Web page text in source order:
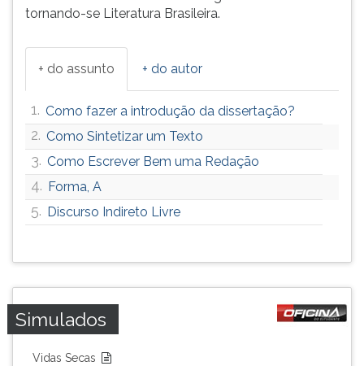
tornando-se Literatura Brasileira.
+ do assunto + do autor
1. Como fazer a introdução da dissertação?
2. Como Sintetizar um Texto
3. Como Escrever Bem uma Redação
4. Forma, A
5. Discurso Indireto Livre
Simulados
Vidas Secas